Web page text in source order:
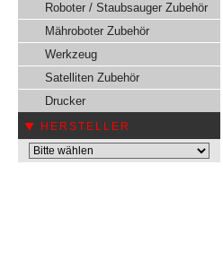
Roboter / Staubsauger Zubehör
Mähroboter Zubehör
Werkzeug
Satelliten Zubehör
Drucker
HERSTELLER